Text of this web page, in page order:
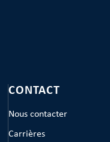
CONTACT
Nous contacter
Carrières